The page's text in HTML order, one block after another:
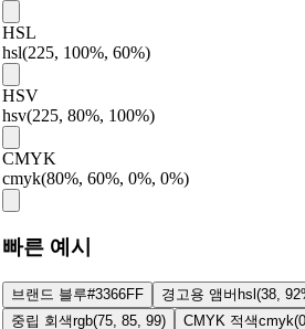
HSL
hsl(225, 100%, 60%)
HSV
hsv(225, 80%, 100%)
CMYK
cmyk(80%, 60%, 0%, 0%)
빠른 예시
브랜드 블루#3366FF 경고용 앰버 hsl(38,
중립 회색rgb(75, 85, 99) CMYK 적색